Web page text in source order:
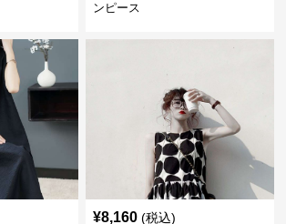
ンピース
¥8,160 (税込)